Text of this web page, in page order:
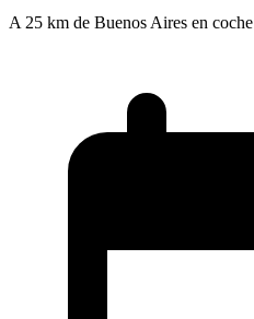
A 25 km de Buenos Aires en coche